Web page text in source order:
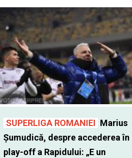
SUPERLIGA ROMANIEI Marius
Șumudică, despre accederea în
play-off a Rapidului: „E un